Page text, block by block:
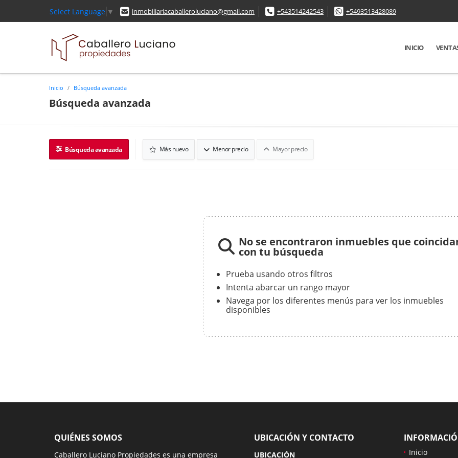
Select Language ▼ inmobiliariacaballeroluciano@gmail.com +543514242543 +5493513428089
INICIO
Inicio Búsqueda avanzada
Búsqueda avanzada
Búsqueda avanzada Más nuevo Menor precio Mayor precio
No se encontraron inmuebles que
con tu búsqueda
Prueba usando otros filtros
Intenta abarcar un rango mayor
Navega por los diferentes menús para ver los inmuebles
disponibles
QUIÉNES SOMOS
Caballero Luciano Propiedades es una empresa
UBICACIÓN Y CONTACTO
UBICACIÓN Inicio